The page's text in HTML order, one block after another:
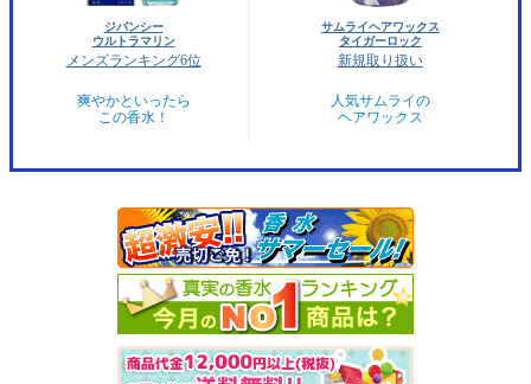
ジバンシー
ウルトラマリン
メンズランキング6位
爽やかといったら
この香水！
サムライヘアワックス
タイガーロック
新規取り扱い
人気サムライの
ヘアワックス